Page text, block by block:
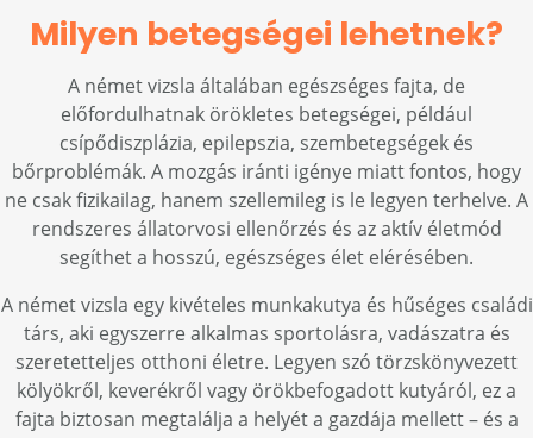
Milyen betegségei lehetnek?
A német vizsla általában egészséges fajta, de
előfordulhatnak örökletes betegségei, például
csípődiszplázia, epilepszia, szembetegségek és
bőrproblémák. A mozgás iránti igénye miatt fontos, hogy
ne csak fizikailag, hanem szellemileg is le legyen terhelve. A
rendszeres állatorvosi ellenőrzés és az aktív életmód
segíthet a hosszú, egészséges élet elérésében.
A német vizsla egy kivételes munkakutya és hűséges családi
társ, aki egyszerre alkalmas sportolásra, vadászatra és
szeretetteljes otthoni életre. Legyen szó törzskönyvezett
kölyökről, keverékről vagy örökbefogadott kutyáról, ez a
fajta biztosan megtalálja a helyét a gazdája mellett – és a